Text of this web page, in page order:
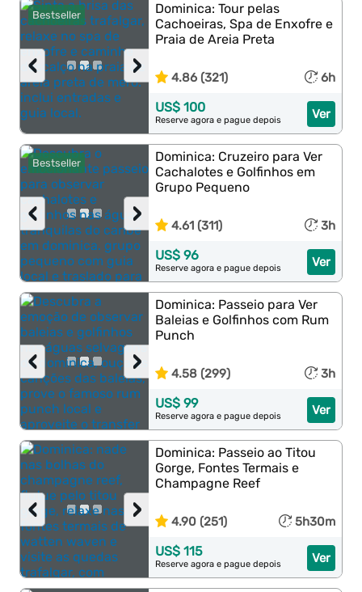
Bestseller
›
‹
Dominica: Tour pelas
Cachoeiras, Spa de Enxofre e
Praia de Areia Preta
4.86 (321) 6h
Ver
US$ 100
Reserve agora e pague depois
Bestseller
›
‹
Dominica: Cruzeiro para Ver
Cachalotes e Golfinhos em
Grupo Pequeno
4.61 (311) 3h
Ver
US$ 96
Reserve agora e pague depois
›
‹
Dominica: Passeio para Ver
Baleias e Golfinhos com Rum
Punch
4.58 (299) 3h
Ver
US$ 99
Reserve agora e pague depois
›
‹
Dominica: Passeio ao Titou
Gorge, Fontes Termais e
Champagne Reef
4.90 (251) 5h30m
Ver
US$ 115
Reserve agora e pague depois